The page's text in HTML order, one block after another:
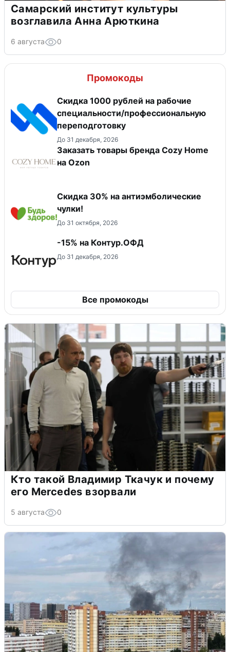
Самарский институт культуры
возглавила Анна Арюткина
6 августа 0
Промокоды
Скидка 1000 рублей на рабочие
специальности/профессиональную
переподготовку
До 31 декабря, 2026
Заказать товары бренда Cozy Home
на Ozon
Скидка 30% на антиэмболические
чулки!
До 31 октября, 2026
-15% на Контур.ОФД
До 31 декабря, 2026
Все промокоды
Кто такой Владимир Ткачук и почему
его Mercedes взорвали
5 августа 0